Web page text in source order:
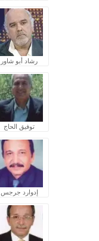
رشاد أبو شاور
توفيق الحاج
إدوارد جرجس